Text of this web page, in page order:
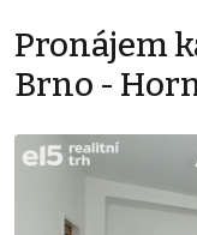
Pronájem
Brno -